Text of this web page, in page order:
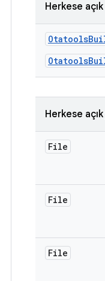
Herkese
Otatools
Herkese
File
File
File